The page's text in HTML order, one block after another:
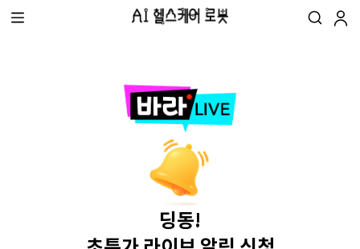
딩동!